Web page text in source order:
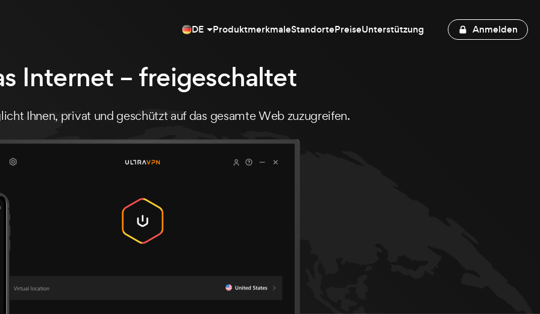
DE ProduktmerkmaleStandortePreiseUnterstützung Anmelden
Internet – freigeschaltet
Ihnen, privat und geschützt auf das gesamte Web zuzugreifen.